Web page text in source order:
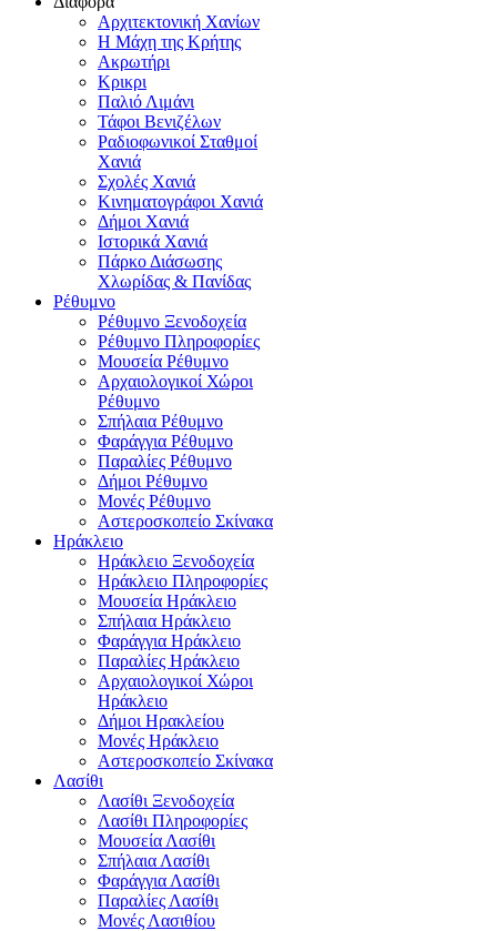
Αρχιτεκτονική Χανίων
Η Μάχη της Κρήτης
Ακρωτήρι
Κρικρι
Παλιό Λιμάνι
Τάφοι Βενιζέλων
Ραδιοφωνικοί Σταθμοί
Χανιά
Σχολές Χανιά
Κινηματογράφοι Χανιά
Δήμοι Χανιά
Ιστορικά Χανιά
Πάρκο Διάσωσης
Χλωρίδας & Πανίδας
Ρέθυμνο
Ρέθυμνο Ξενοδοχεία
Ρέθυμνο Πληροφορίες
Μουσεία Ρέθυμνο
Αρχαιολογικοί Χώροι
Ρέθυμνο
Σπήλαια Ρέθυμνο
Φαράγγια Ρέθυμνο
Παραλίες Ρέθυμνο
Δήμοι Ρέθυμνο
Μονές Ρέθυμνο
Αστεροσκοπείο Σκίνακα
Ηράκλειο
Ηράκλειο Ξενοδοχεία
Ηράκλειο Πληροφορίες
Μουσεία Ηράκλειο
Σπήλαια Ηράκλειο
Φαράγγια Ηράκλειο
Παραλίες Ηράκλειο
Αρχαιολογικοί Χώροι
Ηράκλειο
Δήμοι Ηρακλείου
Μονές Ηράκλειο
Αστεροσκοπείο Σκίνακα
Λασίθι
Λασίθι Ξενοδοχεία
Λασίθι Πληροφορίες
Μουσεία Λασίθι
Σπήλαια Λασίθι
Φαράγγια Λασίθι
Παραλίες Λασίθι
Μονές Λασιθίου